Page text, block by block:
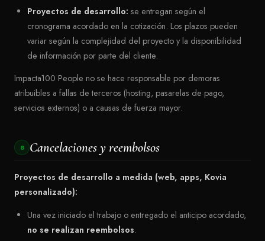
Proyectos de desarrollo: se entregan según el
cronograma acordado en la cotización. Los plazos pueden
variar según la complejidad del proyecto y la disponibilidad
de información por parte del cliente.
Impacta100 People no se hace responsable por demoras
atribuibles a fallas de terceros (hosting, pasarelas de pago,
servicios externos) o a causas de fuerza mayor.
8 Cancelaciones y reembolsos
Proyectos de desarrollo a medida (web, apps, Kovia
personalizado):
Una vez iniciado el trabajo o entregado el anticipo acordado,
no se realizan reembolsos.